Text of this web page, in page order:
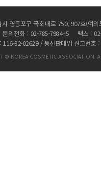
시 영등포구 국회대로 750, 907호(여
문의전화 : 02-785-7984~5 팩스 :
116-82-02629 / 통신판매업 신고번호
© KOREA COSMETIC ASSOCIATION.